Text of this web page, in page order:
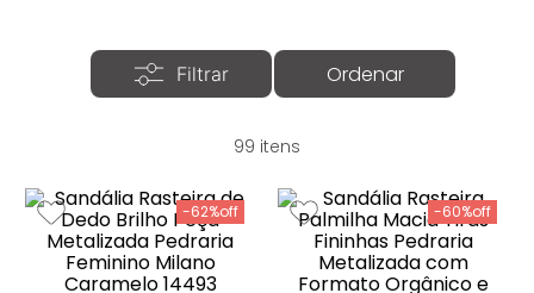
99
-62% -60%